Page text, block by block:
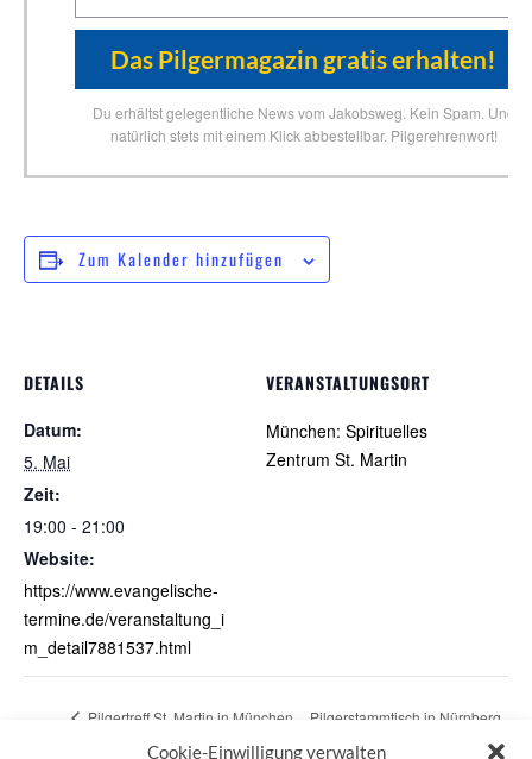
Cookie-Einwilligung verwalten
Du erhältst gelegentliche News vom Jakobsweg. Kein Spam. Und
natürlich stets mit einem Klick abbestellbar. Pilgerehrenwort!
Zum Kalender hinzufügen
DETAILS
Datum:
5. Mai
Zeit:
19:00 - 21:00
Website:
https://www.evangelische-
termine.de/veranstaltung_i
m_detail7881537.html
VERANSTALTUNGSORT
München: Spirituelles
Zentrum St. Martin
Pilgertreff St. Martin in München Pilgerstammtisch in Nürnberg